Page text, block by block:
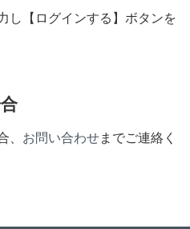
し【ログインする】ボタンを
、 お問い合わせまでご連絡く